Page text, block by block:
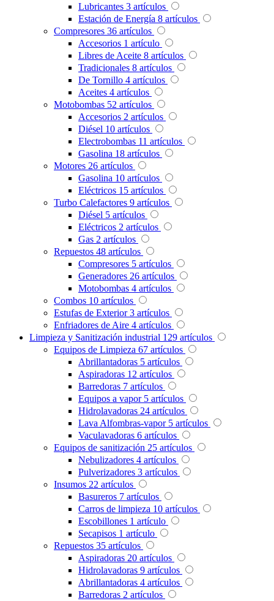
Lubricantes 3 artículos
Estación de Energía 8 artículos
Compresores 36 artículos
Accesorios 1 artículo
Libres de Aceite 8 artículos
Tradicionales 8 artículos
De Tornillo 4 artículos
Aceites 4 artículos
Motobombas 52 artículos
Accesorios 2 artículos
Diésel 10 artículos
Electrobombas 11 artículos
Gasolina 18 artículos
Motores 26 artículos
Gasolina 10 artículos
Eléctricos 15 artículos
Turbo Calefactores 9 artículos
Diésel 5 artículos
Eléctricos 2 artículos
Gas 2 artículos
Repuestos 48 artículos
Compresores 5 artículos
Generadores 26 artículos
Motobombas 4 artículos
Combos 10 artículos
Estufas de Exterior 3 artículos
Enfriadores de Aire 4 artículos
Limpieza y Sanitización industrial 129 artículos
Equipos de Limpieza 67 artículos
Abrillantadoras 5 artículos
Aspiradoras 12 artículos
Barredoras 7 artículos
Equipos a vapor 5 artículos
Hidrolavadoras 24 artículos
Lava Alfombras-vapor 5 artículos
Vaculavadoras 6 artículos
Equipos de sanitización 25 artículos
Nebulizadores 4 artículos
Pulverizadores 3 artículos
Insumos 22 artículos
Basureros 7 artículos
Carros de limpieza 10 artículos
Escobillones 1 artículo
Secapisos 1 artículo
Repuestos 35 artículos
Aspiradoras 20 artículos
Hidrolavadoras 9 artículos
Abrillantadoras 4 artículos
Barredoras 2 artículos